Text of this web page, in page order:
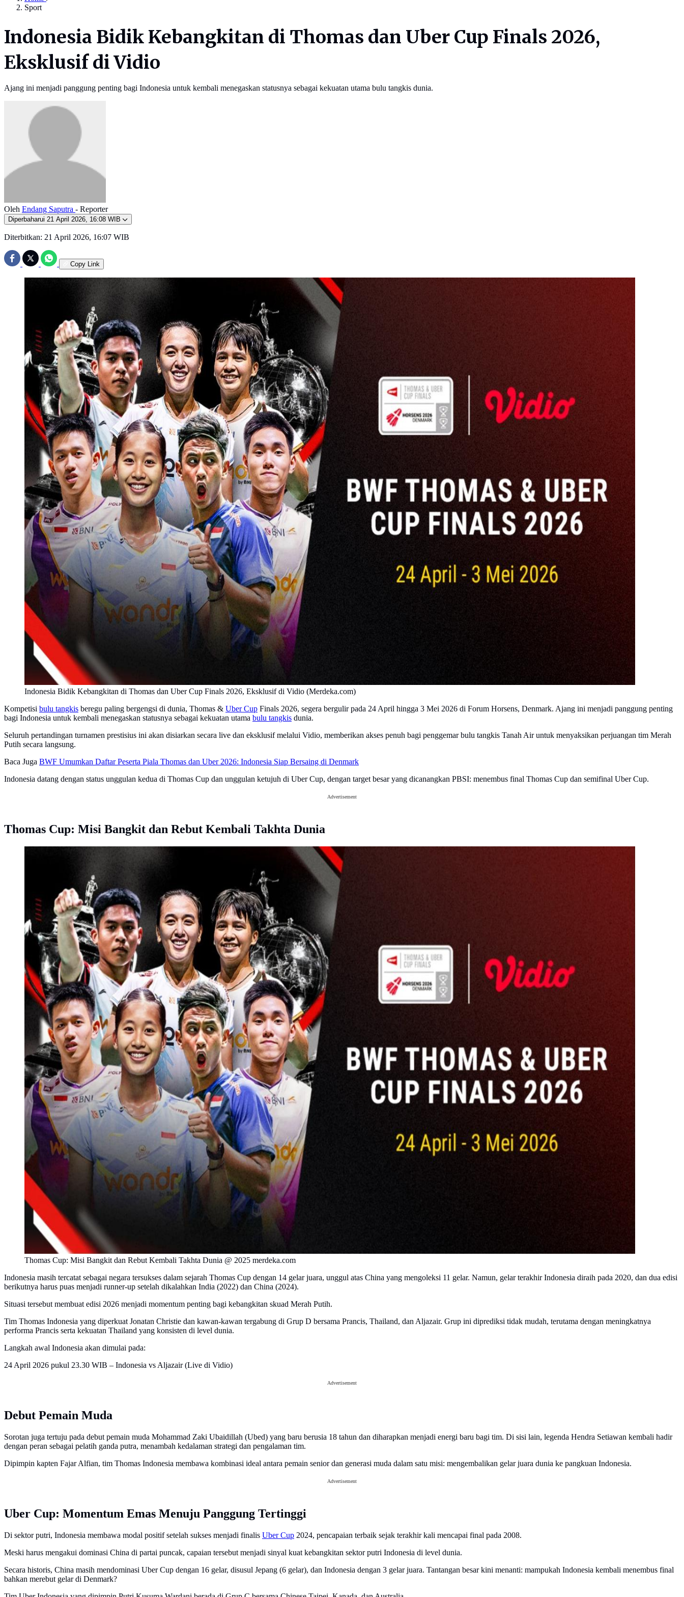
Sport
Indonesia Bidik Kebangkitan di Thomas dan Uber Cup Finals 2026,
Eksklusif di Vidio
Ajang ini menjadi panggung penting bagi Indonesia untuk kembali menegaskan statusnya sebagai kekuatan utama bulu tangkis dunia.
Oleh Endang Saputra - Reporter
Diperbaharui 21 April 2026, 16:08 WIB
Diterbitkan: 21 April 2026, 16:07 WIB
Copy Link
Indonesia Bidik Kebangkitan di Thomas dan Uber Cup Finals 2026, Eksklusif di Vidio (Merdeka.com)
Kompetisi bulu tangkis beregu paling bergengsi di dunia, Thomas & Uber Cup Finals 2026, segera bergulir pada 24 April hingga 3 Mei 2026 di Forum Horsens, Denmark. Ajang ini menjadi panggung penting
bagi Indonesia untuk kembali menegaskan statusnya sebagai kekuatan utama bulu tangkis dunia.
Seluruh pertandingan turnamen prestisius ini akan disiarkan secara live dan eksklusif melalui Vidio, memberikan akses penuh bagi penggemar bulu tangkis Tanah Air untuk menyaksikan perjuangan tim Merah
Putih secara langsung.
Baca Juga BWF Umumkan Daftar Peserta Piala Thomas dan Uber 2026: Indonesia Siap Bersaing di Denmark
Indonesia datang dengan status unggulan kedua di Thomas Cup dan unggulan ketujuh di Uber Cup, dengan target besar yang dicanangkan PBSI: menembus final Thomas Cup dan semifinal Uber Cup.
Advertisement
Thomas Cup: Misi Bangkit dan Rebut Kembali Takhta Dunia
Thomas Cup: Misi Bangkit dan Rebut Kembali Takhta Dunia @ 2025 merdeka.com
Indonesia masih tercatat sebagai negara tersukses dalam sejarah Thomas Cup dengan 14 gelar juara, unggul atas China yang mengoleksi 11 gelar. Namun, gelar terakhir Indonesia diraih pada 2020, dan dua edisi
berikutnya harus puas menjadi runner-up setelah dikalahkan India (2022) dan China (2024).
Situasi tersebut membuat edisi 2026 menjadi momentum penting bagi kebangkitan skuad Merah Putih.
Tim Thomas Indonesia yang diperkuat Jonatan Christie dan kawan-kawan tergabung di Grup D bersama Prancis, Thailand, dan Aljazair. Grup ini diprediksi tidak mudah, terutama dengan meningkatnya
performa Prancis serta kekuatan Thailand yang konsisten di level dunia.
Langkah awal Indonesia akan dimulai pada:
24 April 2026 pukul 23.30 WIB – Indonesia vs Aljazair (Live di Vidio)
Advertisement
Debut Pemain Muda
Sorotan juga tertuju pada debut pemain muda Mohammad Zaki Ubaidillah (Ubed) yang baru berusia 18 tahun dan diharapkan menjadi energi baru bagi tim. Di sisi lain, legenda Hendra Setiawan kembali hadir
dengan peran sebagai pelatih ganda putra, menambah kedalaman strategi dan pengalaman tim.
Dipimpin kapten Fajar Alfian, tim Thomas Indonesia membawa kombinasi ideal antara pemain senior dan generasi muda dalam satu misi: mengembalikan gelar juara dunia ke pangkuan Indonesia.
Advertisement
Uber Cup: Momentum Emas Menuju Panggung Tertinggi
Di sektor putri, Indonesia membawa modal positif setelah sukses menjadi finalis Uber Cup 2024, pencapaian terbaik sejak terakhir kali mencapai final pada 2008.
Meski harus mengakui dominasi China di partai puncak, capaian tersebut menjadi sinyal kuat kebangkitan sektor putri Indonesia di level dunia.
Secara historis, China masih mendominasi Uber Cup dengan 16 gelar, disusul Jepang (6 gelar), dan Indonesia dengan 3 gelar juara. Tantangan besar kini menanti: mampukah Indonesia kembali menembus final
bahkan merebut gelar di Denmark?